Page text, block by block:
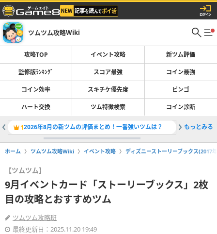
ツムツム攻略Wiki
攻略TOP イベント攻略 新ツム評価
監修版ﾗﾝｷﾝｸﾞ スコア最強 コイン最強
コイン効率 スキチケ優先度 ビンゴ
ハート交換 ツム特徴検索 コイン診断
12026年8月の新ツムの評価まとめ！一番強いツムは？ 2ツムツ
もっとみる
ホーム ツムツム攻略Wiki イベント攻略 ディズニーストーリーブックス(2017
【ツムツム】
9月イベントカード「ストーリーブックス」2枚
目の攻略とおすすめツム
ツムツム攻略班
最終更新日：2025.11.20 19:49